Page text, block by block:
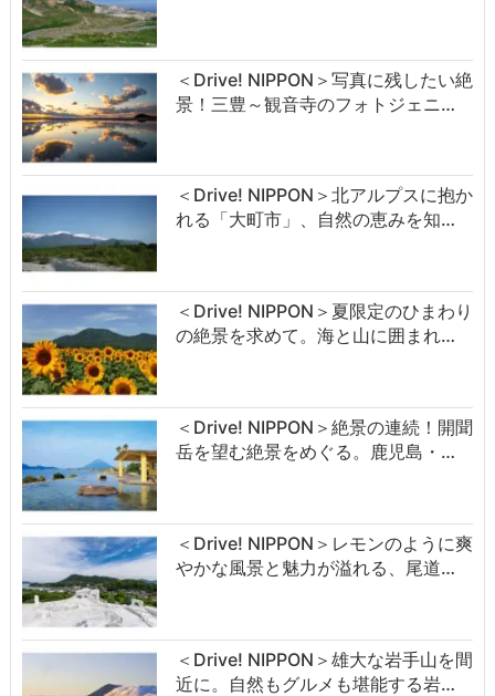
＜Drive! NIPPON＞写真に残したい絶
景！三豊～観音寺のフォトジェニ…
＜Drive! NIPPON＞北アルプスに抱か
れる「大町市」、自然の恵みを知…
＜Drive! NIPPON＞夏限定のひまわり
の絶景を求めて。海と山に囲まれ…
＜Drive! NIPPON＞絶景の連続！開聞
岳を望む絶景をめぐる。鹿児島・…
＜Drive! NIPPON＞レモンのように爽
やかな風景と魅力が溢れる、尾道…
＜Drive! NIPPON＞雄大な岩手山を間
近に。自然もグルメも堪能する岩…